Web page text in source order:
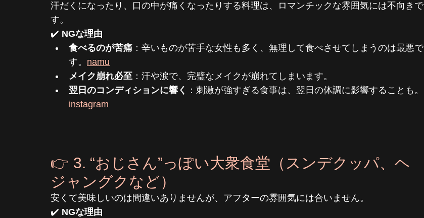
汗だくになったり、口の中が痛くなったりする料理は、ロマンチックな雰囲気には不向きで
す。
✔️ NGな理由
食べるのが苦痛 ：辛いものが苦手な女性も多く、無理して食べさせてしまうのは最悪で
す。 namu
メイク崩れ必至 ：汗や涙で、完璧なメイクが崩れてしまいます。
翌日のコンディションに響く
：刺激が強すぎる食事は、翌日の体調に影響することも。
instagram
👉 3. “おじさん”っぽい大衆食堂（スンデクッパ、ヘ
ジャングクなど）
安くて美味しいのは間違いありませんが、アフターの雰囲気には合いません。
✔️ NGな理由